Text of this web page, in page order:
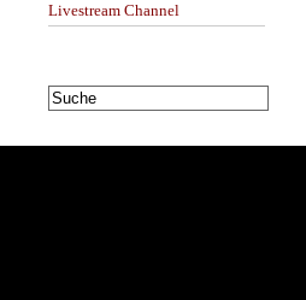
Livestream Channel